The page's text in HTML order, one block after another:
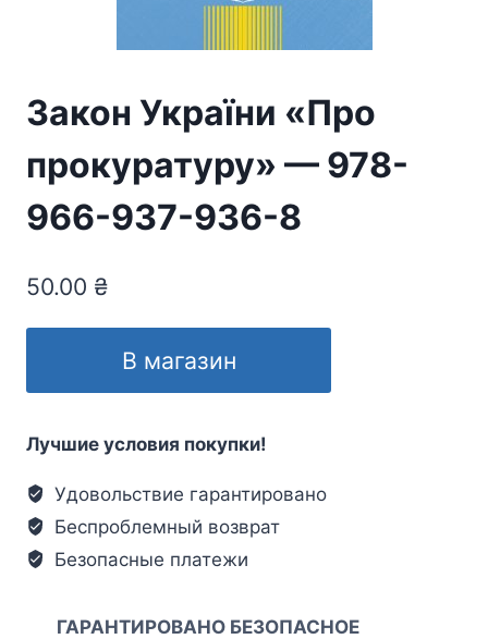
Закон України «Про
прокуратуру» — 978-
966-937-936-8
50.00 ₴
В магазин
Лучшие условия покупки!
Удовольствие гарантировано
Беспроблемный возврат
Безопасные платежи
ГАРАНТИРОВАНО БЕЗОПАСНОЕ